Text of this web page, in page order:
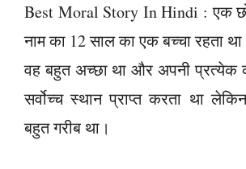
Best Moral Story In Hindi : एक
नाम का 12 साल का एक बच्चा रहता
वह बहुत अच्छा था और अपनी प्रत्येक
सर्वोच्च स्थान प्राप्त करता था
बहुत गरीब था।